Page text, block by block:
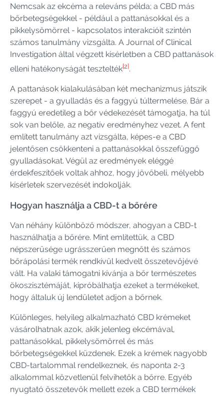
Nemcsak az ekcéma a releváns példa; a CBD más
bőrbetegségekkel - például a pattanásokkal és a
pikkelysömörrel - kapcsolatos interakcióit szintén
számos tanulmány vizsgálta. A Journal of Clinical
Investigation által végzett kísérletben a CBD pattanások
elleni hatékonyságát tesztelték[2] .
A pattanások kialakulásában két mechanizmus játszik
szerepet - a gyulladás és a faggyú túltermelése. Bár a
faggyú eredetileg a bőr védekezését támogatja, ha túl
sok van belőle, az negatív eredményhez vezet. A fent
említett tanulmány azt vizsgálta, képes-e a CBD
jelentősen csökkenteni a pattanásokkal összefüggő
gyulladásokat. Végül az eredmények eléggé
érdekfeszítőek voltak ahhoz, hogy jövőbeli, mélyebb
kísérletek szervezését indokolják.
Hogyan használja a CBD-t a bőrére
Van néhány különböző módszer, ahogyan a CBD-t
használhatja a bőrére. Mint említettük, a CBD
népszerűsége ugrásszerűen megnőtt és számos
bőrápolási termék rendkívül kedvelt összetevőjévé
vált. Ha valaki támogatni kívánja a bőr természetes
ökoszisztémáját, kipróbálhatja ezeket a termékeket,
hogy általuk új lendületet adjon a bőrnek.
Különleges, helyileg alkalmazható CBD krémeket
vásárolhatnak azok, akik jelenleg ekcémával,
pattanásokkal, pikkelysömörrel és más
bőrbetegségekkel küzdenek. Ezek a krémek nagyobb
CBD-tartalommal rendelkeznek, és naponta 2-3
alkalommal közvetlenül felvihetők a bőrre. Egyéb
nyugtató összetevők mellett ezek a CBD termékek